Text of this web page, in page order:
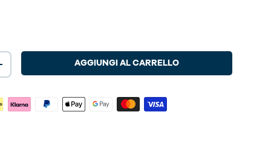
AGGIUNGI AL CARRELLO